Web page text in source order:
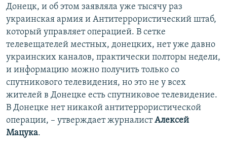
Донецк, и об этом заявляла уже тысячу раз
украинская армия и Антитеррористический штаб,
который управляет операцией. В сетке
телевещателей местных, донецких, нет уже давно
украинских каналов, практически полторы недели,
и информацию можно получить только со
спутникового телевидения, но это не у всех
жителей в Донецке есть спутниковое телевидение.
В Донецке нет никакой антитеррористической
операции, – утверждает журналистАлексей
Мацука.